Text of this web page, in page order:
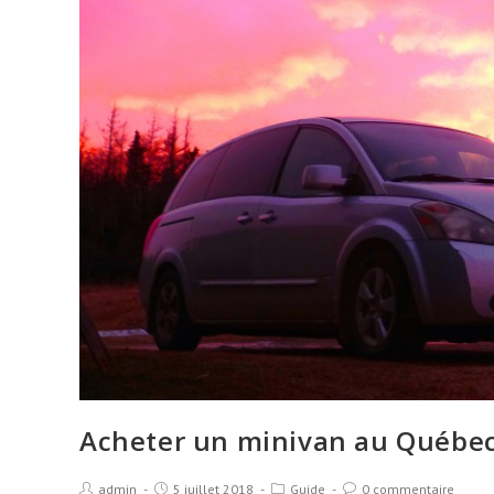
Acheter un minivan au
admin 5 juillet 2018 Guide 0 commentaire